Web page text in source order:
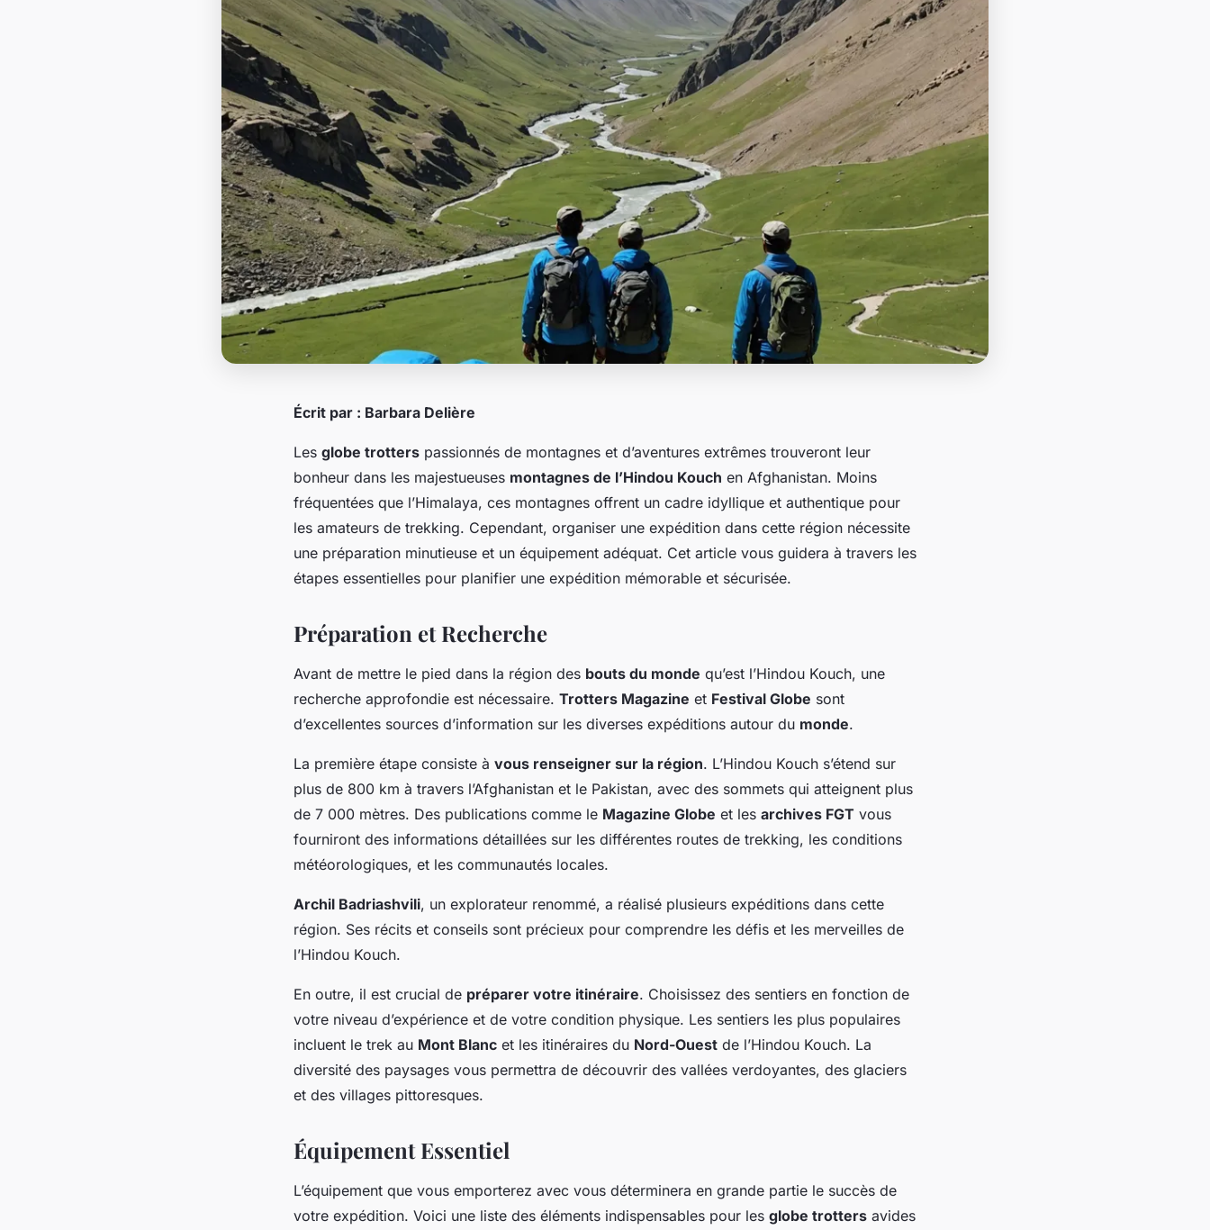
Écrit par : Barbara Delière
Les globe trotters passionnés de montagnes et d’aventures extrêmes trouveront leur
bonheur dans les majestueuses montagnes de l’Hindou Kouch en Afghanistan. Moins
fréquentées que l’Himalaya, ces montagnes offrent un cadre idyllique et authentique pour
les amateurs de trekking. Cependant, organiser une expédition dans cette région nécessite
une préparation minutieuse et un équipement adéquat. Cet article vous guidera à travers les
étapes essentielles pour planifier une expédition mémorable et sécurisée.
Préparation et Recherche
Avant de mettre le pied dans la région des bouts du monde qu’est l’Hindou Kouch, une
recherche approfondie est nécessaire. Trotters Magazine et Festival Globe sont
d’excellentes sources d’information sur les diverses expéditions autour du monde.
La première étape consiste à vous renseigner sur la région. L’Hindou Kouch s’étend sur
plus de 800 km à travers l’Afghanistan et le Pakistan, avec des sommets qui atteignent plus
de 7 000 mètres. Des publications comme le Magazine Globe et les archives FGT vous
fourniront des informations détaillées sur les différentes routes de trekking, les conditions
météorologiques, et les communautés locales.
Archil Badriashvili, un explorateur renommé, a réalisé plusieurs expéditions dans cette
région. Ses récits et conseils sont précieux pour comprendre les défis et les merveilles de
l’Hindou Kouch.
En outre, il est crucial de préparer votre itinéraire. Choisissez des sentiers en fonction de
votre niveau d’expérience et de votre condition physique. Les sentiers les plus populaires
incluent le trek au Mont Blanc et les itinéraires du Nord-Ouest de l’Hindou Kouch. La
diversité des paysages vous permettra de découvrir des vallées verdoyantes, des glaciers
et des villages pittoresques.
Équipement Essentiel
L’équipement que vous emporterez avec vous déterminera en grande partie le succès de
votre expédition. Voici une liste des éléments indispensables pour les globe trotters avides